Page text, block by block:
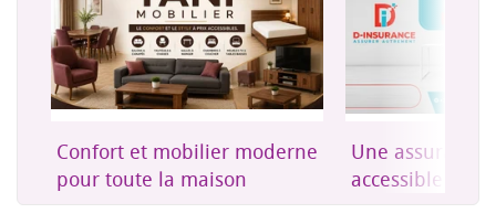
Confort et mobilier moderne
pour toute la maison
Une
accessible à